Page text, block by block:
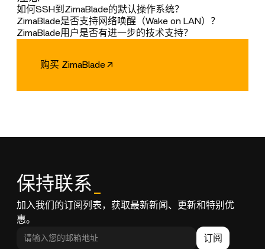
与Board相比，ZimaBlade更紧凑小巧，C端口的设计也
使其成为您的日常便携计算模块之一，插入C端口显示
器，您的个人开发人员就开始工作了。
间，我们正在积极设计一些开源模型并在社区中分享，
论。
ZimaBlade，这一设置在工程完整性和可靠性方面已得
到长期确认。
如何SSH到ZimaBlade的默认操作系统？
要SSH到CasaOS：
casaos@IP_ADDRESS。
ZimaBlade是否支持网络唤醒（Wake on LAN）？
ZimaBlade具有网络唤醒（WoL）功能，可以远程开机并
ZimaBlade用户是否有进一步的技术支持？
Discord：https://discord.com/invite/f9nzbmpMtU
在这里，成员们分享技术、硬件选择和DIY项目的提
们。我们的团队致力于提供及时和集中的支持。
购买 ZimaBlade
保持联系
加入我们的订阅列表，获取最新新闻、更新和特别优
惠。
订阅